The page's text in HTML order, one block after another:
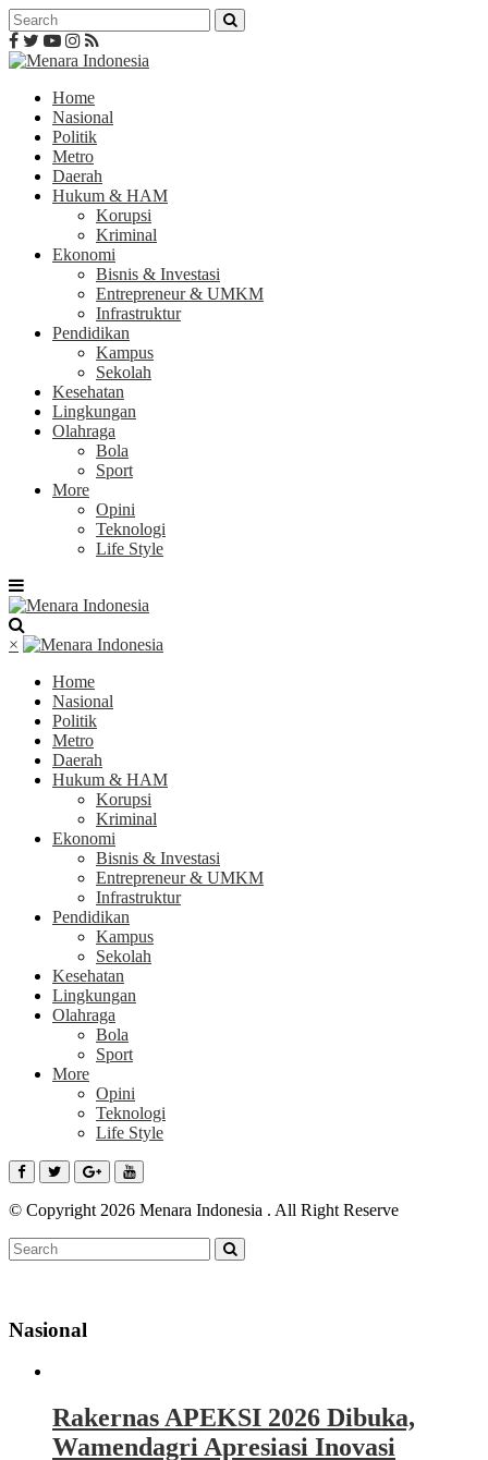
Home
Nasional
Politik
Metro
Daerah
Hukum & HAM
Korupsi
Kriminal
Ekonomi
Bisnis & Investasi
Entrepreneur & UMKM
Infrastruktur
Pendidikan
Kampus
Sekolah
Kesehatan
Lingkungan
Olahraga
Bola
Sport
More
Opini
Teknologi
Life Style
×
Home
Nasional
Politik
Metro
Daerah
Hukum & HAM
Korupsi
Kriminal
Ekonomi
Bisnis & Investasi
Entrepreneur & UMKM
Infrastruktur
Pendidikan
Kampus
Sekolah
Kesehatan
Lingkungan
Olahraga
Bola
Sport
More
Opini
Teknologi
Life Style
© Copyright 2026 Menara Indonesia . All Right Reserve
Nasional
Rakernas APEKSI 2026 Dibuka,
Wamendagri Apresiasi Inovasi